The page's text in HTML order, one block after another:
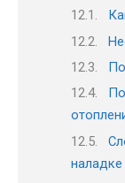
наладке